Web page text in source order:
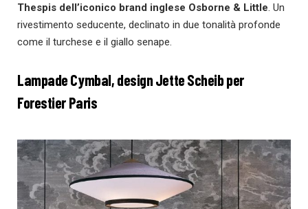
Thespis dell’iconico brand inglese Osborne & Little. Un
rivestimento seducente, declinato in due tonalità profonde
come il turchese e il giallo senape.
Lampade Cymbal, design Jette Scheib per
Forestier Paris